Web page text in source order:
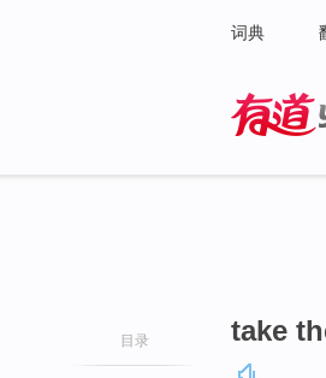
词典
目录 take